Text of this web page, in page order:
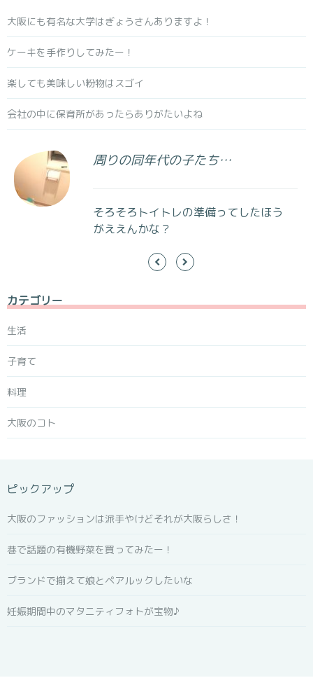
大阪にも有名な大学はぎょうさんありますよ！
ケーキを手作りしてみたー！
楽しても美味しい粉物はスゴイ
会社の中に保育所があったらありがたいよね
周りの同年代の子たち…
そろそろトイトレの準備ってしたほう
がええんかな？
カテゴリー
生活
子育て
料理
大阪のコト
ピックアップ
大阪のファッションは派手やけどそれが大阪らしさ！
巷で話題の有機野菜を買ってみたー！
ブランドで揃えて娘とペアルックしたいな
妊娠期間中のマタニティフォトが宝物♪